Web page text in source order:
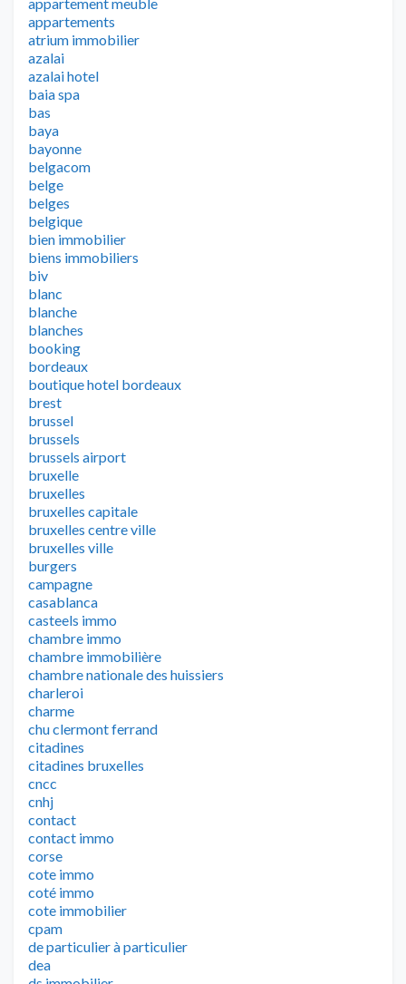
appartements
atrium immobilier
azalai
azalai hotel
baia spa
bas
baya
bayonne
belgacom
belge
belges
belgique
bien immobilier
biens immobiliers
biv
blanc
blanche
blanches
booking
bordeaux
boutique hotel bordeaux
brest
brussel
brussels
brussels airport
bruxelle
bruxelles
bruxelles capitale
bruxelles centre ville
bruxelles ville
burgers
campagne
casablanca
casteels immo
chambre immo
chambre immobilière
chambre nationale des huissiers
charleroi
charme
chu clermont ferrand
citadines
citadines bruxelles
cncc
cnhj
contact
contact immo
corse
cote immo
coté immo
cote immobilier
cpam
de particulier à particulier
dea